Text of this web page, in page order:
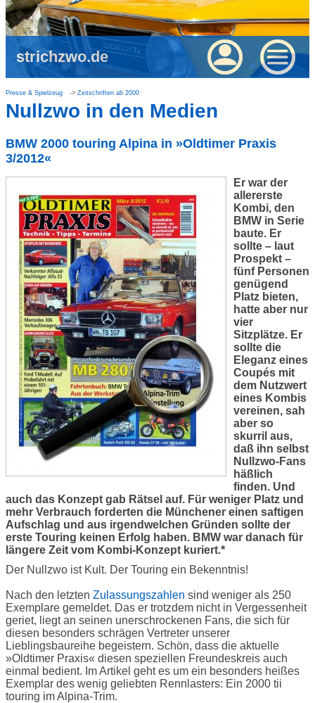
strichzwo.de
Presse & Spielzeug Zeitschriften ab 2000
Nullzwo in den Medien
BMW 2000 touring Alpina in »Oldtimer Praxis
3/2012«
Er war der
allererste
Kombi, den
BMW in Serie
baute. Er
sollte – laut
Prospekt –
fünf Personen
genügend
Platz bieten,
hatte aber nur
vier
Sitzplätze. Er
sollte die
Eleganz eines
Coupés mit
dem Nutzwert
eines Kombis
vereinen, sah
aber so
skurril aus,
daß ihn selbst
Nullzwo-Fans
häßlich
finden. Und
auch das Konzept gab Rätsel auf. Für weniger Platz und
mehr Verbrauch forderten die Münchener einen saftigen
Aufschlag und aus irgendwelchen Gründen sollte der
erste Touring keinen Erfolg haben. BMW war danach für
längere Zeit vom Kombi-Konzept kuriert.*
Der Nullzwo ist Kult. Der Touring ein Bekenntnis!
Nach den letzten Zulassungszahlen sind weniger als 250
Exemplare gemeldet. Das er trotzdem nicht in Vergessenheit
geriet, liegt an seinen unerschrockenen Fans, die sich für
diesen besonders schrägen Vertreter unserer
Lieblingsbaureihe begeistern. Schön, dass die aktuelle
»Oldtimer Praxis« diesen speziellen Freundeskreis auch
einmal bedient. Im Artikel geht es um ein besonders heißes
Exemplar des wenig geliebten Rennlasters: Ein 2000 tii
touring im Alpina-Trim.